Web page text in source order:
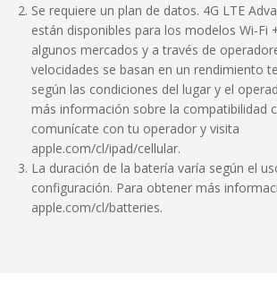
Se requiere un plan de datos. 4G LTE
están disponibles para los modelos Wi-Fi
algunos mercados y a través de
velocidades se basan en un rendimiento
según las condiciones del lugar y el
más información sobre la compatibilidad
comunícate con tu operador y visita
apple.com/cl/ipad/cellular.
La duración de la batería varía según el
configuración. Para obtener más
apple.com/cl/batteries.